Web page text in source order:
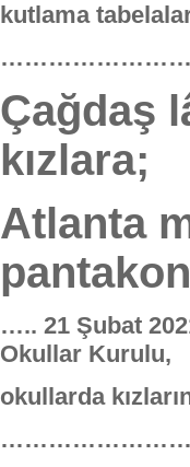
kutlama
Çağdaş
kızlara;
Atlanta
….. 21 Şubat
Okullar Kurulu,
okullarda